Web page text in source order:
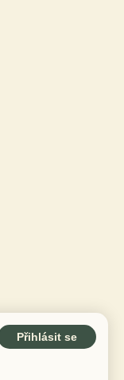
Přihlásit se